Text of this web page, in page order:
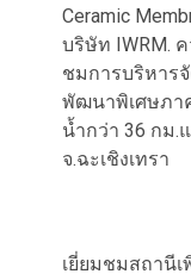
Ceramic
บริษัท IWRM.
ชมการบริหาร
พัฒนาพิเศษภา
น้ำกว่า 36 กม.
จ.ฉะเชิงเทรา
เยี่ยมชมสถานี